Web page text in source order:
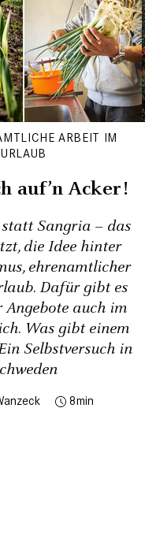
ARBEIT IM
URLAUB
auf’n Acker!
Sangria – das
die Idee hinter
ehrenamtlicher
Dafür gibt es
Angebote auch im
Was gibt einem
Selbstversuch in
8